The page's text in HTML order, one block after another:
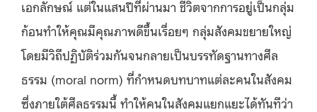
เอกลักษณ์ แต่ในแสนปีที่ผ่านมา ชีวิตจากการอยู่เป็นกลุ่ม
ก้อนทำให้คุณมีคุณภาพดีขึ้นเรื่อยๆ กลุ่มสังคมขยายใหญ่
โดยมีวิถีปฏิบัติร่วมกันจนกลายเป็นบรรทัดฐานทางศีล
ธรรม (moral norm) ที่กำหนดบทบาทแต่ละคนในสังคม
ซึ่งภายใต้ศีลธรรมนี้ ทำให้คนในสังคมแยกแยะได้ทันทีว่า